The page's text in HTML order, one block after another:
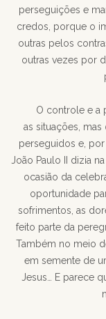
perseguições e
credos, porque o
outras pelos
outras vezes por
O controle e a
as situações,
perseguidos e,
João Paulo II dizia
ocasião da
oportunidade
sofrimentos, as
feito parte da
Também no meio
em semente de
Jesus… E parece